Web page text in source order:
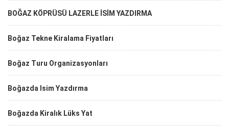
BOĞAZ KÖPRÜSÜ LAZERLE İSİM YAZDIRMA
Boğaz Tekne Kiralama Fiyatları
Boğaz Turu Organizasyonları
Boğazda Isim Yazdırma
Boğazda Kiralık Lüks Yat